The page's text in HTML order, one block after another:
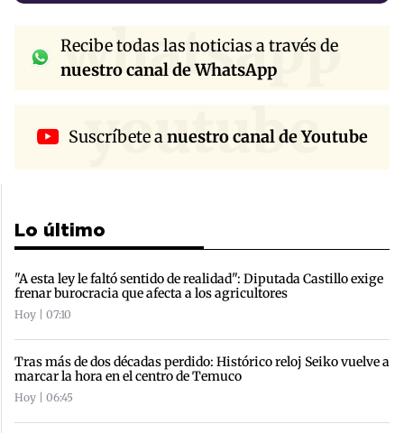
whatsapp
Recibe todas las noticias a través de
nuestro canal de WhatsApp
youtube
Suscríbete anuestro canal de Youtube
Lo último
"A esta ley le faltó sentido de realidad": Diputada Castillo exige
frenar burocracia que afecta a los agricultores
Hoy | 07:10
Tras más de dos décadas perdido: Histórico reloj Seiko vuelve a
marcar la hora en el centro de Temuco
Hoy | 06:45